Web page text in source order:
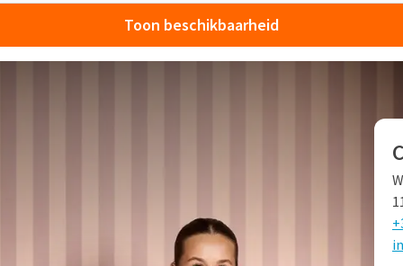
Toon beschikbaarheid
20 minuten van Amsterdam, vindt u het vernieuwde Van
uitvalsbasis om de prachtige omgeving te
weg, een familievakantie met de kinderen of een